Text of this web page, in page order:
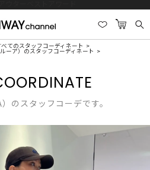
べてのスタッフコーディネート
ーア）のスタッフコーディネート
のスタッフコーデです。